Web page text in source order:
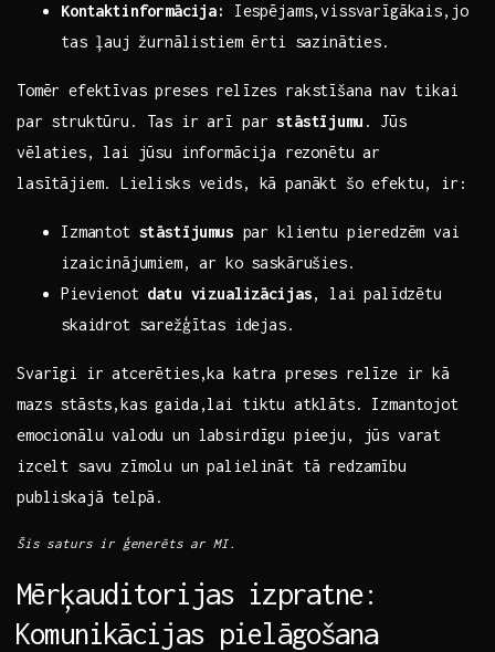
Kontaktinformācija:
Iespējams,vissvarīgākais,jo
tas ļauj ⁢žurnālistiem ērti sazināties.
Tomēr efektīvas preses relīzes ‍rakstīšana nav⁢ tikai
par struktūru. Tas ir arī parstāstījumu . Jūs⁢
vēlaties, lai⁢ jūsu informācija⁢ rezonētu⁤ ar
‍lasītājiem.‍ Lielisks veids, kā panākt šo efektu,⁣ ir:
Izmantot stāstījumus par klientu pieredzēm⁣ vai ​
izaicinājumiem, ar ko saskārušies.
Pievienot datu vizualizācijas, lai ⁤palīdzētu
skaidrot sarežģītas idejas.
Svarīgi ir atcerēties,ka katra preses relīze ⁤ir kā
mazs stāsts,kas gaida,lai tiktu atklāts. Izmantojot
emocionālu valodu un labsirdīgu pieeju, jūs varat
izcelt savu zīmolu un ‌palielināt tā ​redzamību
publiskajā⁤ telpā.
Šis saturs ir ģenerēts ar MI.
Mērķauditorijas⁢ izpratne:
⁣Komunikācijas pielāgošana